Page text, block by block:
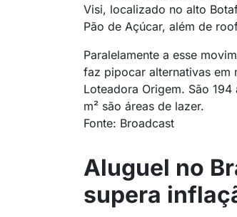
Visi, localizado no alto
Pão de Açúcar, além de
Paralelamente a esse
faz pipocar alternativas em
Loteadora Origem. São
m² são áreas de lazer.
Fonte: Broadcast
Aluguel no
supera